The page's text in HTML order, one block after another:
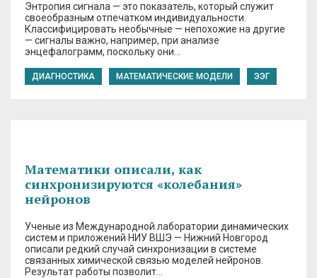
Энтропия сигнала — это показатель, который служит
своеобразным отпечатком индивидуальности.
Классифицировать необычные — непохожие на другие
— сигналы важно, например, при анализе
энцефалограмм, поскольку они…
ДИАГНОСТИКА МАТЕМАТИЧЕСКИЕ МОДЕЛИ ЭЭГ
Математики описали, как
синхронизируются «колебания»
нейронов
Ученые из Международной лаборатории динамических
систем и приложений НИУ ВШЭ — Нижний Новгород
описали редкий случай синхронизации в системе
связанных химической связью моделей нейронов.
Результат работы позволит…